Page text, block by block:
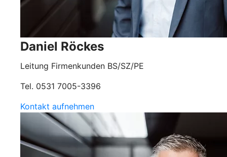
Daniel Röckes
Leitung Firmenkunden BS/SZ/PE
Tel. 0531 7005-3396
Kontakt aufnehmen